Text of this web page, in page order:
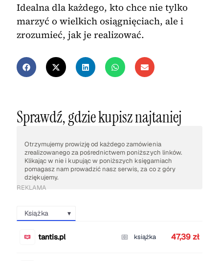
Idealna dla każdego, kto chce nie tylko
marzyć o wielkich osiągnięciach, ale i
zrozumieć, jak je realizować.
Sprawdź, gdzie kupisz najtaniej
Otrzymujemy prowizję od każdego zamówienia
zrealizowanego za pośrednictwem poniższych linków.
Klikając w nie i kupując w poniższych księgarniach
pomagasz nam prowadzić nasz serwis, za co z góry
dziękujemy.
REKLAMA
Książka
tantis.pl książka 47,39 zł